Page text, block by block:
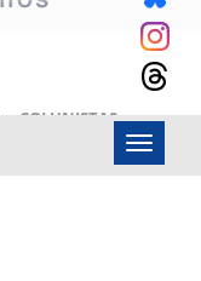
COLUNISTAS
Menu